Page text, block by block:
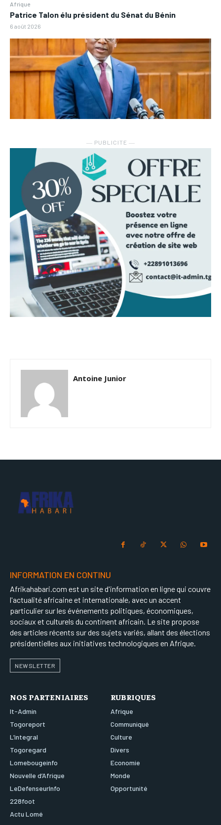
Afrique
Patrice Talon élu président du Sénat du Bénin
6 août 2026
― PUBLICITE ―
Antoine Junior
INFORMATION EN CONTINU
Afrikahabari.com est un site d'information en ligne qui couvre
l'actualité africaine et internationale, avec un accent
particulier sur les événements politiques, économiques,
sociaux et culturels du continent africain. Le site propose
des articles récents sur des sujets variés, allant des élections
présidentielles aux initiatives technologiques en Afrique.
NEWSLETTER
NOS PARTENIAIRES
It-Admin
Togoreport
L’integral
Togoregard
Lomebougeinfo
Nouvelle d’Afrique
LeDefenseurInfo
228foot
Actu Lomé
RUBRIQUES
Afrique
Communiqué
Culture
Divers
Economie
Monde
Opportunité